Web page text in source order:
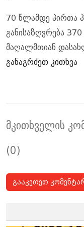
70 წლამდე პირთა
განისაზღვრება
მაღალმთიან
განაგრძეთ კითხვა
მკითხველის
(0)
გააკეთეთ